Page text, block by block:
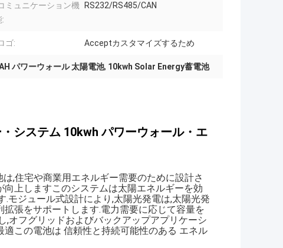
ミュニケーション機
:
RS232/RS485/CAN
ゴ: Acceptカスタマイズするため
パワーウォール 太陽電池, 10kwh Solar Energy蓄電池
システム 10kwh パワーウォール・エ
,住宅や商業用エネルギー需要のために設計さ
上しますこのシステムは太陽エネルギーを効
モジュール式設計により,太陽光発電は,太陽光発
張をサポートします.電力需要に応じて容量を
,オフグリッドおよびバックアップアプリケーシ
この電池は 信頼性と持続可能性のある エネル